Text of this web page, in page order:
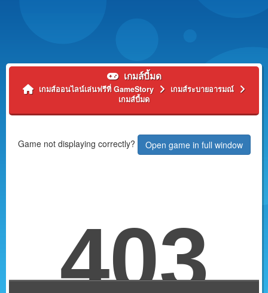
เกมส์บี้มด
เกมส์ออนไลน์เล่นฟรีที่ GameStory
เกมส์ระบายอารมณ์
เกมส์บี้มด
Game not displaying correctly? Open game in full window